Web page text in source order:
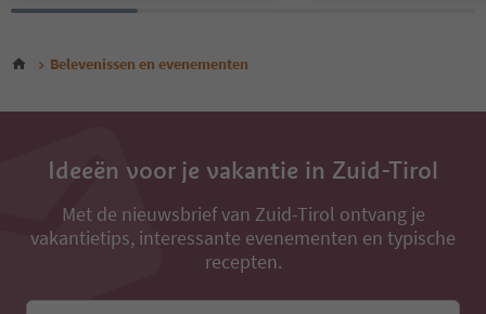
Belevenissen en evenementen
Ideeën voor je vakantie in Zuid-Tirol
Met de nieuwsbrief van Zuid-Tirol ontvang je
vakantietips, interessante evenementen en typische
recepten.